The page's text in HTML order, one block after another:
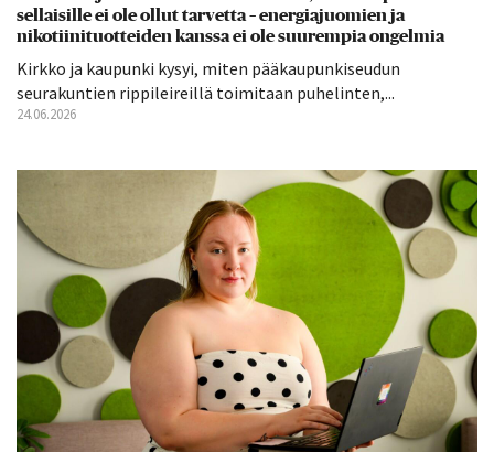
sellaisille ei ole ollut tarvetta – energiajuomien ja
nikotiinituotteiden kanssa ei ole suurempia ongelmia
Kirkko ja kaupunki kysyi, miten pääkaupunkiseudun
seurakuntien rippileireillä toimitaan puhelinten,...
24.06.2026